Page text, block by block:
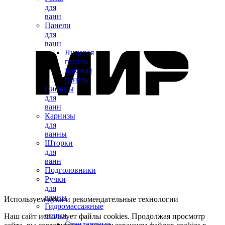
для
ванн
Панели
для
ванн
Лицевая
панель
Боковая
панель
Сифоны
для
ванн
Карнизы
для
ванны
Шторки
для
ванн
Подголовники
Ручки
для
ванны
Гидромассажные
опции
Используем куки и рекомендательные технологии
Наш сайт использует файлы cookies. Продолжая просмотр